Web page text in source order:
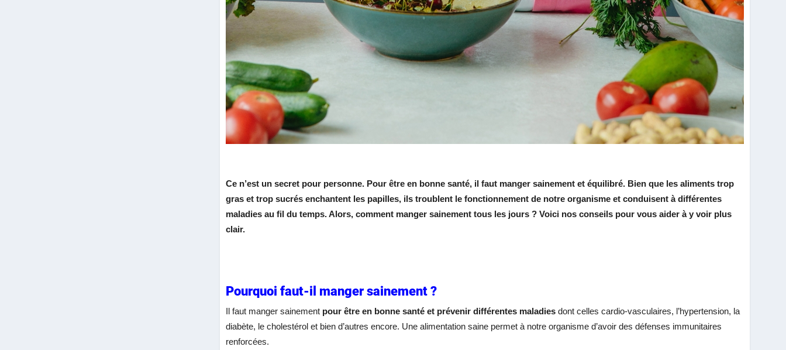
Ce n’est un secret pour personne. Pour être en bonne santé, il faut manger sainement et équilibré. Bien que les aliments trop
gras et trop sucrés enchantent les papilles, ils troublent le fonctionnement de notre organisme et conduisent à différentes
maladies au fil du temps. Alors, comment manger sainement tous les jours ? Voici nos conseils pour vous aider à y voir plus
clair.
Pourquoi faut-il manger sainement ?
Il faut manger sainement pour être en bonne santé et prévenir différentes maladies dont celles cardio-vasculaires, l’hypertension, la
diabète, le cholestérol et bien d’autres encore. Une alimentation saine permet à notre organisme d’avoir des défenses immunitaires
renforcées.